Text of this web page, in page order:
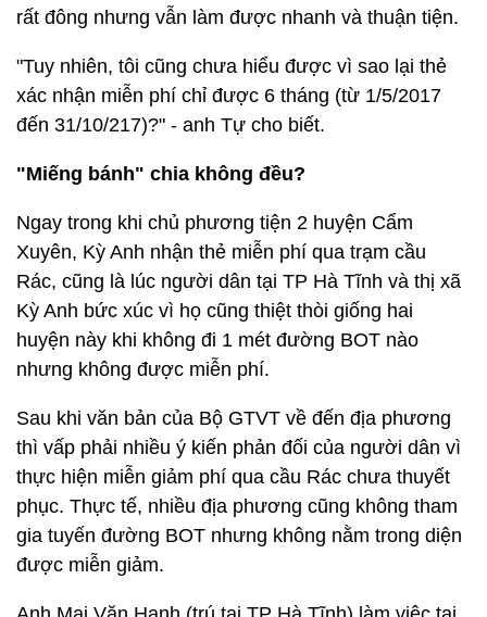
rất đông nhưng vẫn làm được nhanh và thuận tiện.
"Tuy nhiên, tôi cũng chưa hiểu được vì sao lại thẻ
xác nhận miễn phí chỉ được 6 tháng (từ 1/5/2017
đến 31/10/217)?" - anh Tự cho biết.
"Miếng bánh" chia không đều?
Ngay trong khi chủ phương tiện 2 huyện Cẩm
Xuyên, Kỳ Anh nhận thẻ miễn phí qua trạm cầu
Rác, cũng là lúc người dân tại TP Hà Tĩnh và thị xã
Kỳ Anh bức xúc vì họ cũng thiệt thòi giống hai
huyện này khi không đi 1 mét đường BOT nào
nhưng không được miễn phí.
Sau khi văn bản của Bộ GTVT về đến địa phương
thì vấp phải nhiều ý kiến phản đối của người dân vì
thực hiện miễn giảm phí qua cầu Rác chưa thuyết
phục. Thực tế, nhiều địa phương cũng không tham
gia tuyến đường BOT nhưng không nằm trong diện
được miễn giảm.